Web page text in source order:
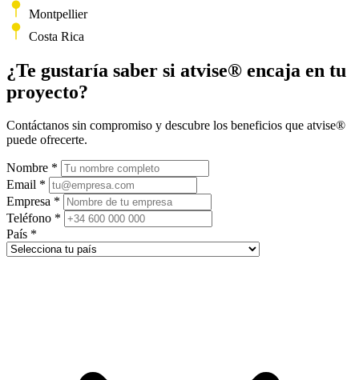
Montpellier
Costa Rica
+
−
¿Te gustaría saber si atvise® encaja en tu
proyecto?
Contáctanos sin compromiso y descubre los beneficios que atvise®
puede ofrecerte.
Nombre *
Email *
Empresa *
Teléfono *
País *